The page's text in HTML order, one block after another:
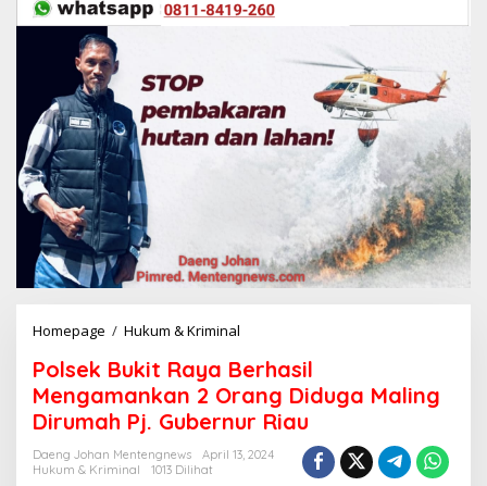
Homepage / Hukum & Kriminal
l
s
e
k
B
Polsek Bukit Raya Berhasil
Mengamankan 2 Orang Diduga Maling
Dirumah Pj. Gubernur Riau
Daeng Johan Mentengnews
April 13, 2024
Hukum & Kriminal
1013 Dilihat